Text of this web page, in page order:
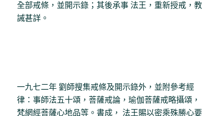
全部戒條，並開示錄；其後承事 法王，重新授戒，教
誡甚詳。
一九七二年 劉師搜集戒條及開示錄外，並附參考經
律：事師法五十頌，菩薩戒論，瑜伽菩薩戒略攝頌，
梵網經菩薩心地品等。書成， 法王賜以密乘殊勝心要